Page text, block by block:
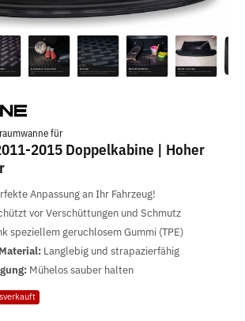
für
2015 Doppelkabine | Hoher
Anpassung an Ihr Fahrzeug!
vor Verschüttungen und Schmutz
speziellem geruchlosem Gummi (TPE)
Langlebig und strapazierfähig
Mühelos sauber halten